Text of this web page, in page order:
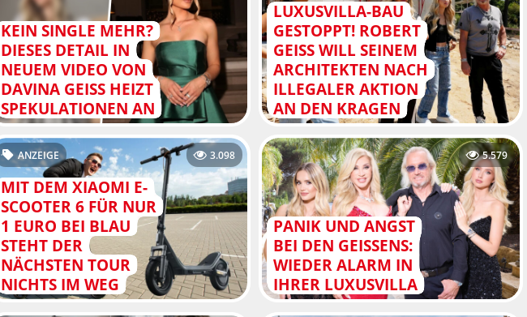
KEIN SINGLE MEHR?
DIESES DETAIL IN
NEUEM VIDEO VON
DAVINA GEISS HEIZT
SPEKULATIONEN AN
LUXUSVILLA-BAU
GESTOPPT! ROBERT
GEISS WILL SEINEM
ARCHITEKTEN NACH
ILLEGALER AKTION
AN DEN KRAGEN
MIT DEM XIAOMI E-
SCOOTER 6 FÜR NUR
1 EURO BEI BLAU
STEHT DER
NÄCHSTEN TOUR
NICHTS IM WEG
ANZEIGE 3.098
PANIK UND ANGST
BEI DEN GEISSENS:
WIEDER ALARM IN
IHRER LUXUSVILLA
5.579